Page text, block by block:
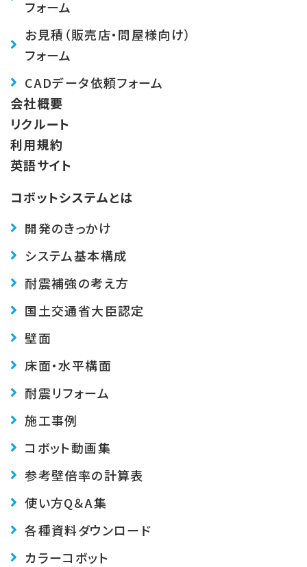
フォーム
お見積（販売店・問屋様向け）
フォーム
CADデータ依頼フォーム
会社概要
リクルート
利用規約
英語サイト
コボットシステムとは
開発のきっかけ
システム基本構成
耐震補強の考え方
国土交通省大臣認定
壁面
床面・水平構面
耐震リフォーム
施工事例
コボット動画集
参考壁倍率の計算表
使い方Q＆A集
各種資料ダウンロード
カラーコボット